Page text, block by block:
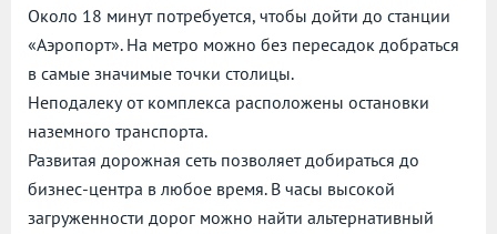
Около 18 минут потребуется, чтобы дойти до станции
«Аэропорт». На метро можно без пересадок добраться
в самые значимые точки столицы.
Неподалеку от комплекса расположены остановки
наземного транспорта.
Развитая дорожная сеть позволяет добираться до
бизнес-центра в любое время. В часы высокой
загруженности дорог можно найти альтернативный